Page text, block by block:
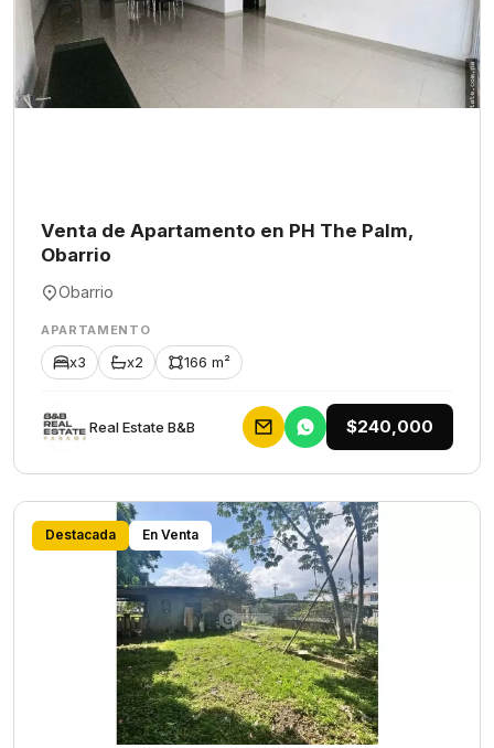
Venta de Apartamento en PH The Palm,
Obarrio
Obarrio
APARTAMENTO
x3 x2 166 m²
Rеаl Еstаtе В&В $240,000
Destacada En Venta